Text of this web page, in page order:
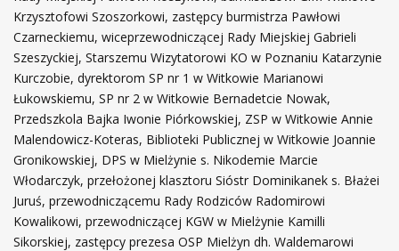
Krzysztofowi Szoszorkowi, zastępcy burmistrza Pawłowi
Czarneckiemu, wiceprzewodniczącej Rady Miejskiej Gabrieli
Szeszyckiej, Starszemu Wizytatorowi KO w Poznaniu Katarzynie
Kurczobie, dyrektorom SP nr 1 w Witkowie Marianowi
Łukowskiemu, SP nr 2 w Witkowie Bernadetcie Nowak,
Przedszkola Bajka Iwonie Piórkowskiej, ZSP w Witkowie Annie
Malendowicz-Koteras, Biblioteki Publicznej w Witkowie Joannie
Gronikowskiej, DPS w Mielżynie s. Nikodemie Marcie
Włodarczyk, przełożonej klasztoru Sióstr Dominikanek s. Błażei
Juruś, przewodniczącemu Rady Rodziców Radomirowi
Kowalikowi, przewodniczącej KGW w Mielżynie Kamilli
Sikorskiej, zastępcy prezesa OSP Mielżyn dh. Waldemarowi